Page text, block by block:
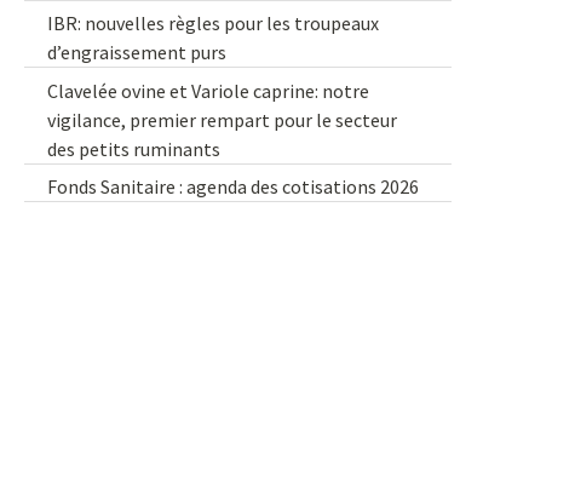
IBR: nouvelles règles pour les troupeaux
d’engraissement purs
Clavelée ovine et Variole caprine: notre
vigilance, premier rempart pour le secteur
des petits ruminants
Fonds Sanitaire : agenda des cotisations 2026